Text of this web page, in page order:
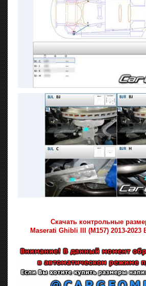
Скачать контрольные
Maserati Ghibli III (M157) 2013-